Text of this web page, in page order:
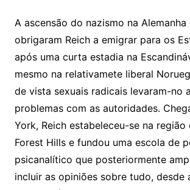
A ascensão do nazismo na Alemanha
obrigaram Reich a emigrar para os
após uma curta estadia na
mesmo na relativamete liberal
de vista sexuais radicais levaram-no
problemas com as autoridades.
York, Reich estabeleceu-se na região
Forest Hills e fundou uma escola de
psicanalítico que posteriormente
incluir as opiniões sobre tudo, desde